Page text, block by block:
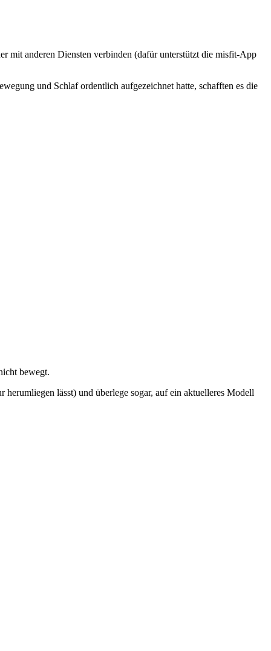
mit anderen Diensten verbinden (dafür unterstützt die misfit-App
und Schlaf ordentlich aufgezeichnet hatte, schafften es die
bewegt.
lässt) und überlege sogar, auf ein aktuelleres Modell